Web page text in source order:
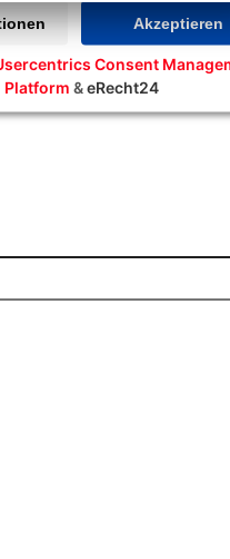
Akzeptieren
Consent
Platform &eRecht24